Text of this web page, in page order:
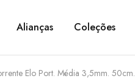
Alianças Coleções
Elo Port. Média 3,5mm. 50cm.